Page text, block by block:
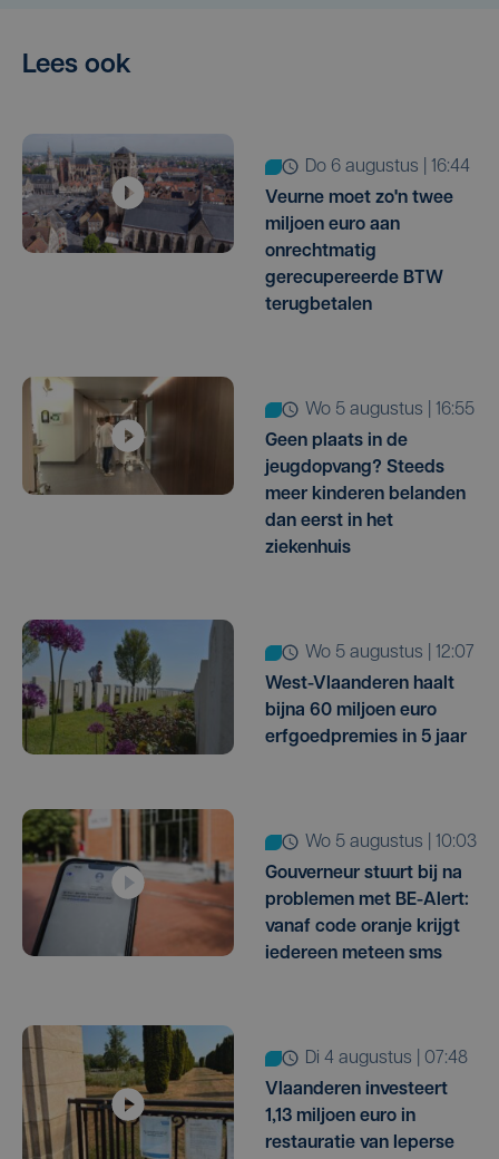
Lees ook
do 6 augustus | 16:44
Veurne moet zo'n twee
miljoen euro aan
onrechtmatig
gerecupereerde BTW
terugbetalen
wo 5 augustus | 16:55
Geen plaats in de
jeugdopvang? Steeds
meer kinderen belanden
dan eerst in het
ziekenhuis
wo 5 augustus | 12:07
West-Vlaanderen haalt
bijna 60 miljoen euro
erfgoedpremies in 5 jaar
wo 5 augustus | 10:03
Gouverneur stuurt bij na
problemen met BE-Alert:
vanaf code oranje krijgt
iedereen meteen sms
di 4 augustus | 07:48
Vlaanderen investeert
1,13 miljoen euro in
restauratie van Ieperse